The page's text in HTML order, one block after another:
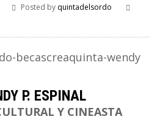
Posted by quintadelsordo
P. ESPINAL
Y CINEASTA